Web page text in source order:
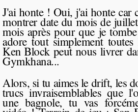
J'ai honte ! Oui, j'ai honte car
montrer date du mois de
mois après pour que je
adore tout simplement toutes
Ken Block peut nous livrer
Gymkhana...
Alors, si tu aimes le drift, les
trucs invraisemblables que
une bagnole, tu vas